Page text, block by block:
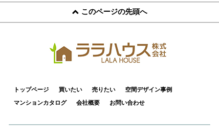
このページの先頭へ
トップページ 買いたい 売りたい
空間デザイン事例
マンションカタログ
会社概要 お問い合わせ